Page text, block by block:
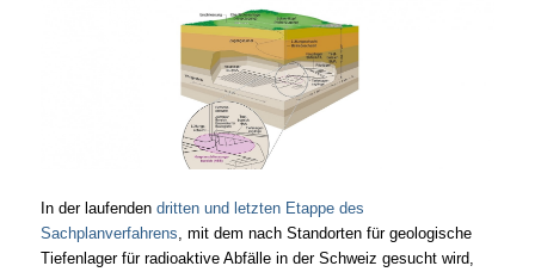
In der laufenden dritten und letzten Etappe des
Sachplanverfahrens , mit dem nach Standorten für geologische
Tiefenlager für radioaktive Abfälle in der Schweiz gesucht wird,